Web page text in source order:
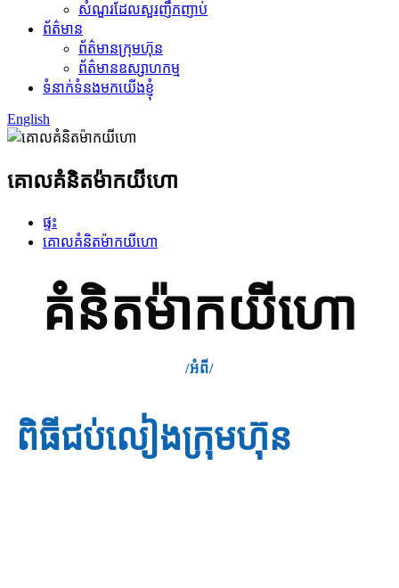
សំណួរដែលសួរញឹកញាប់
ព័ត៌មាន
ព័ត៌មានក្រុមហ៊ុន
ព័ត៌មានឧស្សាហកម្ម
ទំនាក់ទំនងមកយើងខ្ញុំ
English
គោលគំនិត​ម៉ាកយីហោ
ផ្ទះ
គោលគំនិត​ម៉ាកយីហោ
គំនិត​ម៉ាកយីហោ
/អំពី/
ពិធីជប់លៀងក្រុមហ៊ុន